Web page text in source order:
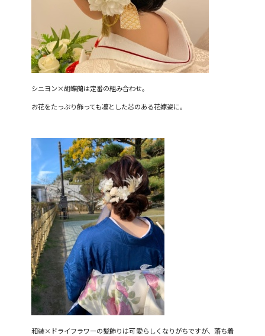
シニヨン×胡蝶蘭は定番の組み合わせ。
お花をたっぷり飾っても凛とした芯のある花嫁姿に。
和装× ドライフラワーの髪飾りは可愛らしくなりがちですが、落ち着